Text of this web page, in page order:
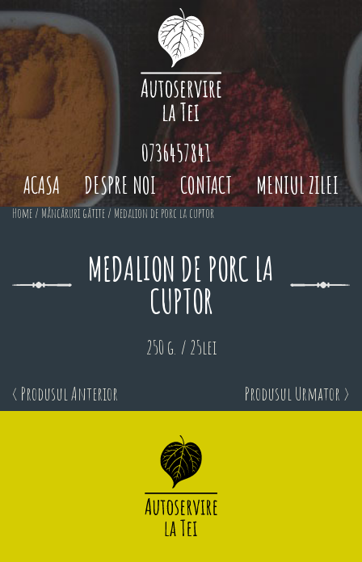
ACASA DESPRE NOI CONTACT MENIUL ZILEI
0736457841
Home / Mâncăruri gătite / Medalion de porc la cuptor
MEDALION DE PORC LA
CUPTOR
250 g. / 25lei
< Produsul Anterior Produsul Urmator >